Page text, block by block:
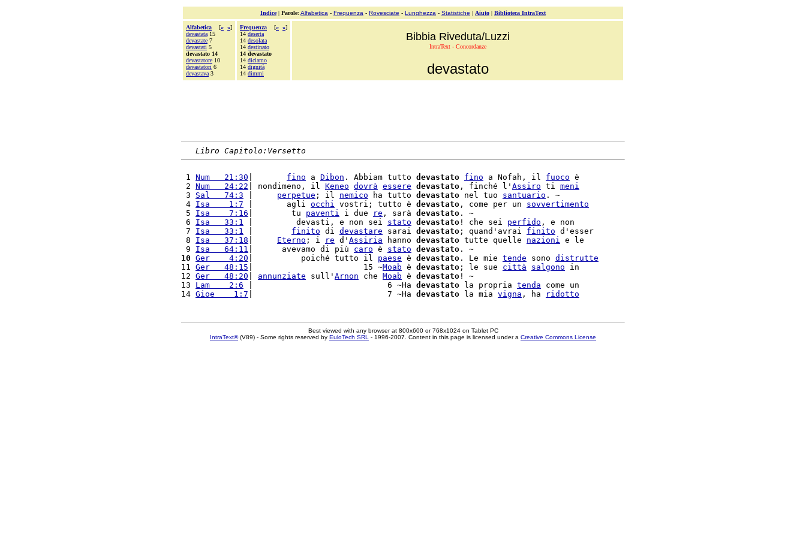
Indice| Parole: Alfabetica - Frequenza - Rovesciate - Lunghezza - Statistiche | Aiuto | Biblioteca IntraText
Alfabetica [« »]
devastata 15
devastate 7
devastati 5
devastato 14
devastatore 10
devastatori 6
devastava 3
Frequenza [« »]
14 deserta
14 desolata
14 destinato
14 devastato
14 diciamo
14 dignità
14 dimmi
Bibbia Riveduta/Luzzi
IntraText - Concordanze
devastato
Libro Capitolo:Versetto
1 Num   21:30 fino a Dibon . Abbiam tutto devastato fino a Nofah, il fuoco è
2 Num   24:22 | nondimeno, il Keneo dovrà essere devastato , finché l' Assiro ti meni
3 Sal   74:3 perpetue ; il nemico ha tutto devastato nel tuo santuario . ~
4 Isa    1:7 |       agli occhi vostri; tutto è devastato , come per un sovvertimento
5 Isa    7:16 |        tu paventi i due re , sarà devastato . ~
6 Isa   33:1 |         devasti, e non sei stato devastato ! che sei perfido , e non
7 Isa   33:1 finito di devastare sarai devastato ; quand'avrai finito d'esser
8 Isa   37:18 Eterno ; i re d' Assiria hanno devastato tutte quelle nazioni e le
9 Isa   64:11 |      avevamo di più caro è stato devastato
10 Ger    4:20 |          poiché tutto il paese è devastato . Le mie tende sono distrutte
11 Ger   48:15 |                       15 ~Moab è devastato ; le sue città salgono in
12 Ger   48:20 annunziate sull' Arnon che Moab è devastato ! ~
13 Lam    2:6 |                            6 ~Ha devastato la propria tenda come un
14 Gioe    1:7 |                            7 ~Ha devastato la mia vigna , ha ridotto
Best viewed with any browser at 800x600 or 768x1024 on Tablet PC
IntraText®(V89) - Some rights reserved by EuloTech SRL - 1996-2007. Content in this page is licensed under a Creative Commons License